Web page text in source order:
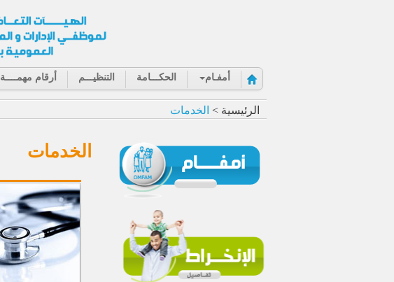
أمفـام الحكـــامة التنظيـــم أرقام مهمــــة
الرئيسية > الخدمات
الخدمات